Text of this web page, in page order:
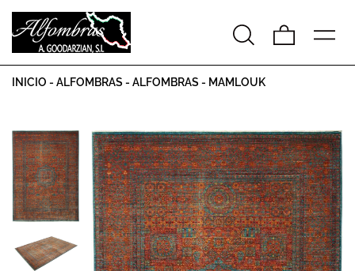
INICIO - ALFOMBRAS - ALFOMBRAS - MAMLOUK